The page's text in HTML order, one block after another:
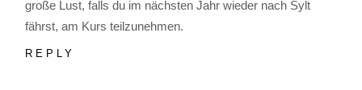
große Lust, falls du im nächsten Jahr wieder nach Sylt
fährst, am Kurs teilzunehmen.
REPLY